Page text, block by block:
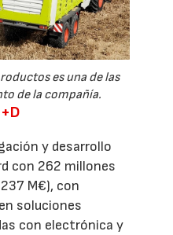
es una de las
de la compañía.
y desarrollo
con 262 millones
M€), con
soluciones
con electrónica y